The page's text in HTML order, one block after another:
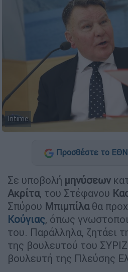
Intime
Προσθέστε το
Σε υποβολή μηνύσεων
Ακρίτα, του Στέφανου
Σπύρου Μπιμπίλαθα
Κούγιας, όπως
του. Παράλληλα, ζητάει
της βουλευτού του
βουλευτή της Πλεύσης